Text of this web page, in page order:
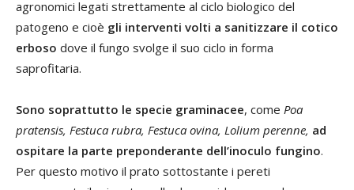
agronomici legati strettamente al ciclo biologico del
patogeno e cioè gli interventi volti a sanitizzare il cotico
erboso dove il fungo svolge il suo ciclo in forma
saprofitaria.
Sono soprattutto le specie graminacee, come Poa
pratensis, Festuca rubra, Festuca ovina, Lolium perenne, ad
ospitare la parte preponderante dell’inoculo fungino.
Per questo motivo il prato sottostante i pereti